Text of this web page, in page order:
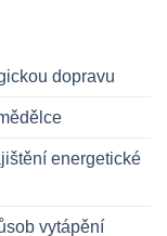
dopravu
energetické
vytápění